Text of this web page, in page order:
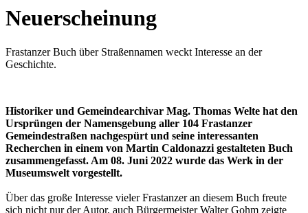
Neuerscheinung
Frastanzer Buch über Straßennamen weckt Interesse an der
Geschichte.
Historiker und Gemeindearchivar Mag. Thomas Welte hat den
Ursprüngen der Namensgebung aller 104 Frastanzer
Gemeindestraßen nachgespürt und seine interessanten
Recherchen in einem von Martin Caldonazzi gestalteten Buch
zusammengefasst. Am 08. Juni 2022 wurde das Werk in der
Museumswelt vorgestellt.
Über das große Interesse vieler Frastanzer an diesem Buch freute
sich nicht nur der Autor, auch Bürgermeister Walter Gohm zeigte